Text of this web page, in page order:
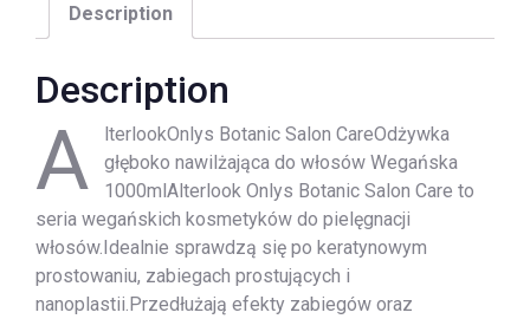
Description
Description
A
lterlookOnlys Botanic Salon CareOdżywka
głęboko nawilżająca do włosów Wegańska
1000mlAlterlook Onlys Botanic Salon Care to
seria wegańskich kosmetyków do pielęgnacji
włosów.Idealnie sprawdzą się po keratynowym
prostowaniu, zabiegach prostujących i
nanoplastii.Przedłużają efekty zabiegów oraz